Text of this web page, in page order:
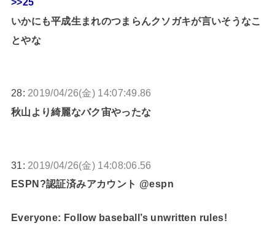
いかにも平成生まれのつまらんクソガキが言いそうなこ
とやな
28: 2019/04/26(金) 14:07:49.86
秋山より綺麗なバク宙やったな
31: 2019/04/26(金) 14:08:06.56
ESPN?認証済みアカウント @espn
Everyone: Follow baseball’s unwritten rules!